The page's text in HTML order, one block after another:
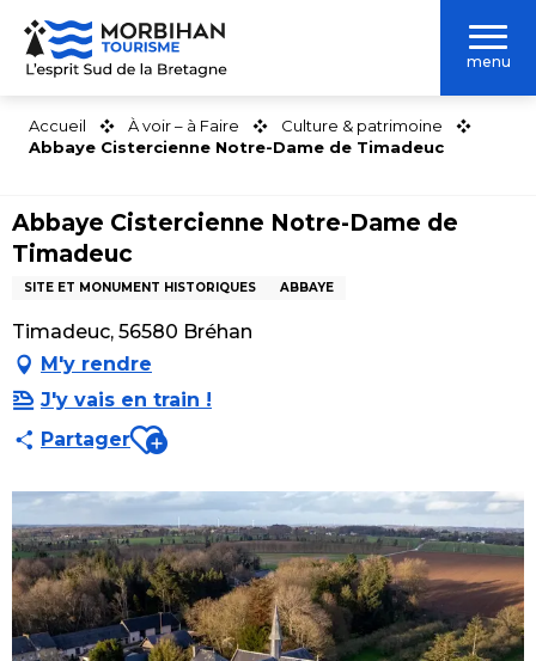
Aller
contenu
menu
Accueil À voir – à Faire
Culture & patrimoine
Abbaye Cistercienne Notre-Dame de Timadeuc
Abbaye Cistercienne Notre-Dame de
Timadeuc
SITE ET MONUMENT HISTORIQUES ABBAYE
Timadeuc, 56580 Bréhan
M'y rendre
J'y vais en train !
PartagerAjouter aux favoris